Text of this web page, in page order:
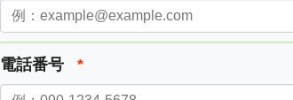
電話番号 *